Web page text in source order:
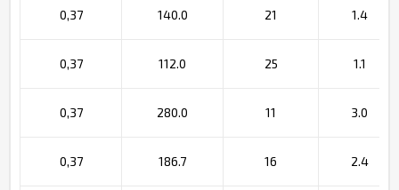
0,37 140.0 21 1.4
0,37 112.0 25 1.1
0,37 280.0 11 3.0
0,37 186.7 16 2.4